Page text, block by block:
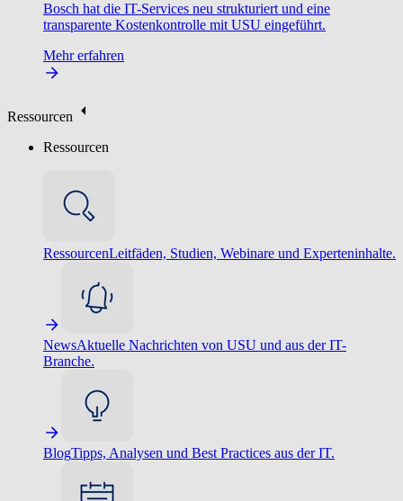
Bosch hat die IT-Services neu strukturiert und eine
transparente Kostenkontrolle mit USU eingeführt.
Mehr erfahren
Ressourcen
Ressourcen
RessourcenLeitfäden, Studien, Webinare und Experteninhalte.
NewsAktuelle Nachrichten von USU und aus der IT-
Branche.
BlogTipps, Analysen und Best Practices aus der IT.